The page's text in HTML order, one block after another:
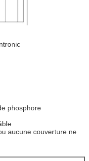
phosphore
aucune couverture ne